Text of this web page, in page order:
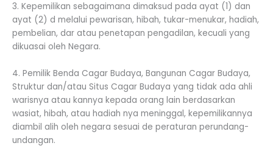
3. Kepemilikan sebagaimana dimaksud pada ayat (1) dan
ayat (2) d melalui pewarisan, hibah, tukar-menukar, hadiah,
pembelian, dar atau penetapan pengadilan, kecuali yang
dikuasai oleh Negara.
4. Pemilik Benda Cagar Budaya, Bangunan Cagar Budaya,
Struktur dan/atau Situs Cagar Budaya yang tidak ada ahli
warisnya atau kannya kepada orang lain berdasarkan
wasiat, hibah, atau hadiah nya meninggal, kepemilikannya
diambil alih oleh negara sesuai de peraturan perundang-
undangan.